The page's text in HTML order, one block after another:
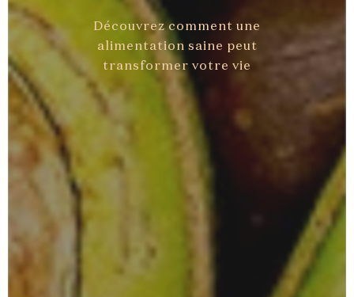
Découvrez comment une
alimentation saine peut
transformer votre vie